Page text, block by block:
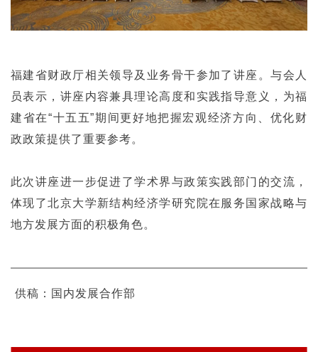
福建省财政厅相关领导及业务骨干参加了讲座。与会人
员表示，讲座内容兼具理论高度和实践指导意义，为福
建省在“十五五”期间更好地把握宏观经济方向、优化财
政政策提供了重要参考。
此次讲座进一步促进了学术界与政策实践部门的交流，
体现了北京大学新结构经济学研究院在服务国家战略与
地方发展方面的积极角色。
供稿： 国内发展合作部